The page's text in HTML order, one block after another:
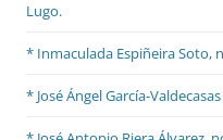
Lugo.
* Inmaculada Espiñeira Soto,
* José Ángel García-